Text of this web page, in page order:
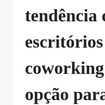
tendência
opção